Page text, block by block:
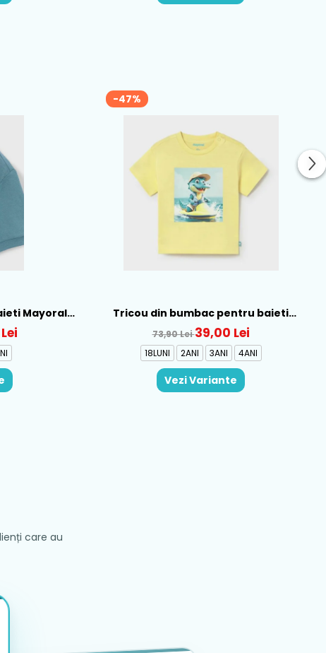
Mayoral,
-47%
Tricou din bumbac pentru baieti
Mayoral, Galben - 1015-22
73,90 Lei39,00 Lei
18LUNI 2ANI 3ANI 4ANI
Vezi Variante
care au